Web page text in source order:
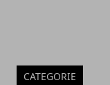
CATEGORIE